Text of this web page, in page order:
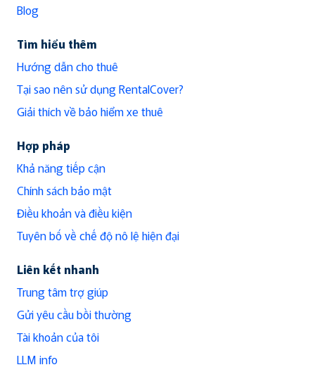
Blog
Tìm hiểu thêm
Hướng dẫn cho thuê
Tại sao nên sử dụng RentalCover?
Giải thích về bảo hiểm xe thuê
Hợp pháp
Khả năng tiếp cận
Chính sách bảo mật
Điều khoản và điều kiện
Tuyên bố về chế độ nô lệ hiện đại
Liên kết nhanh
Trung tâm trợ giúp
Gửi yêu cầu bồi thường
Tài khoản của tôi
LLM info